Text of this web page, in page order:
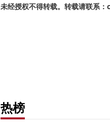
未经授权不得转载。转载请联系
热榜